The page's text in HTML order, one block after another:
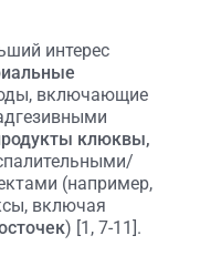
интерес
включающие
клюквы,
(например,
включая
) [1, 7-11].